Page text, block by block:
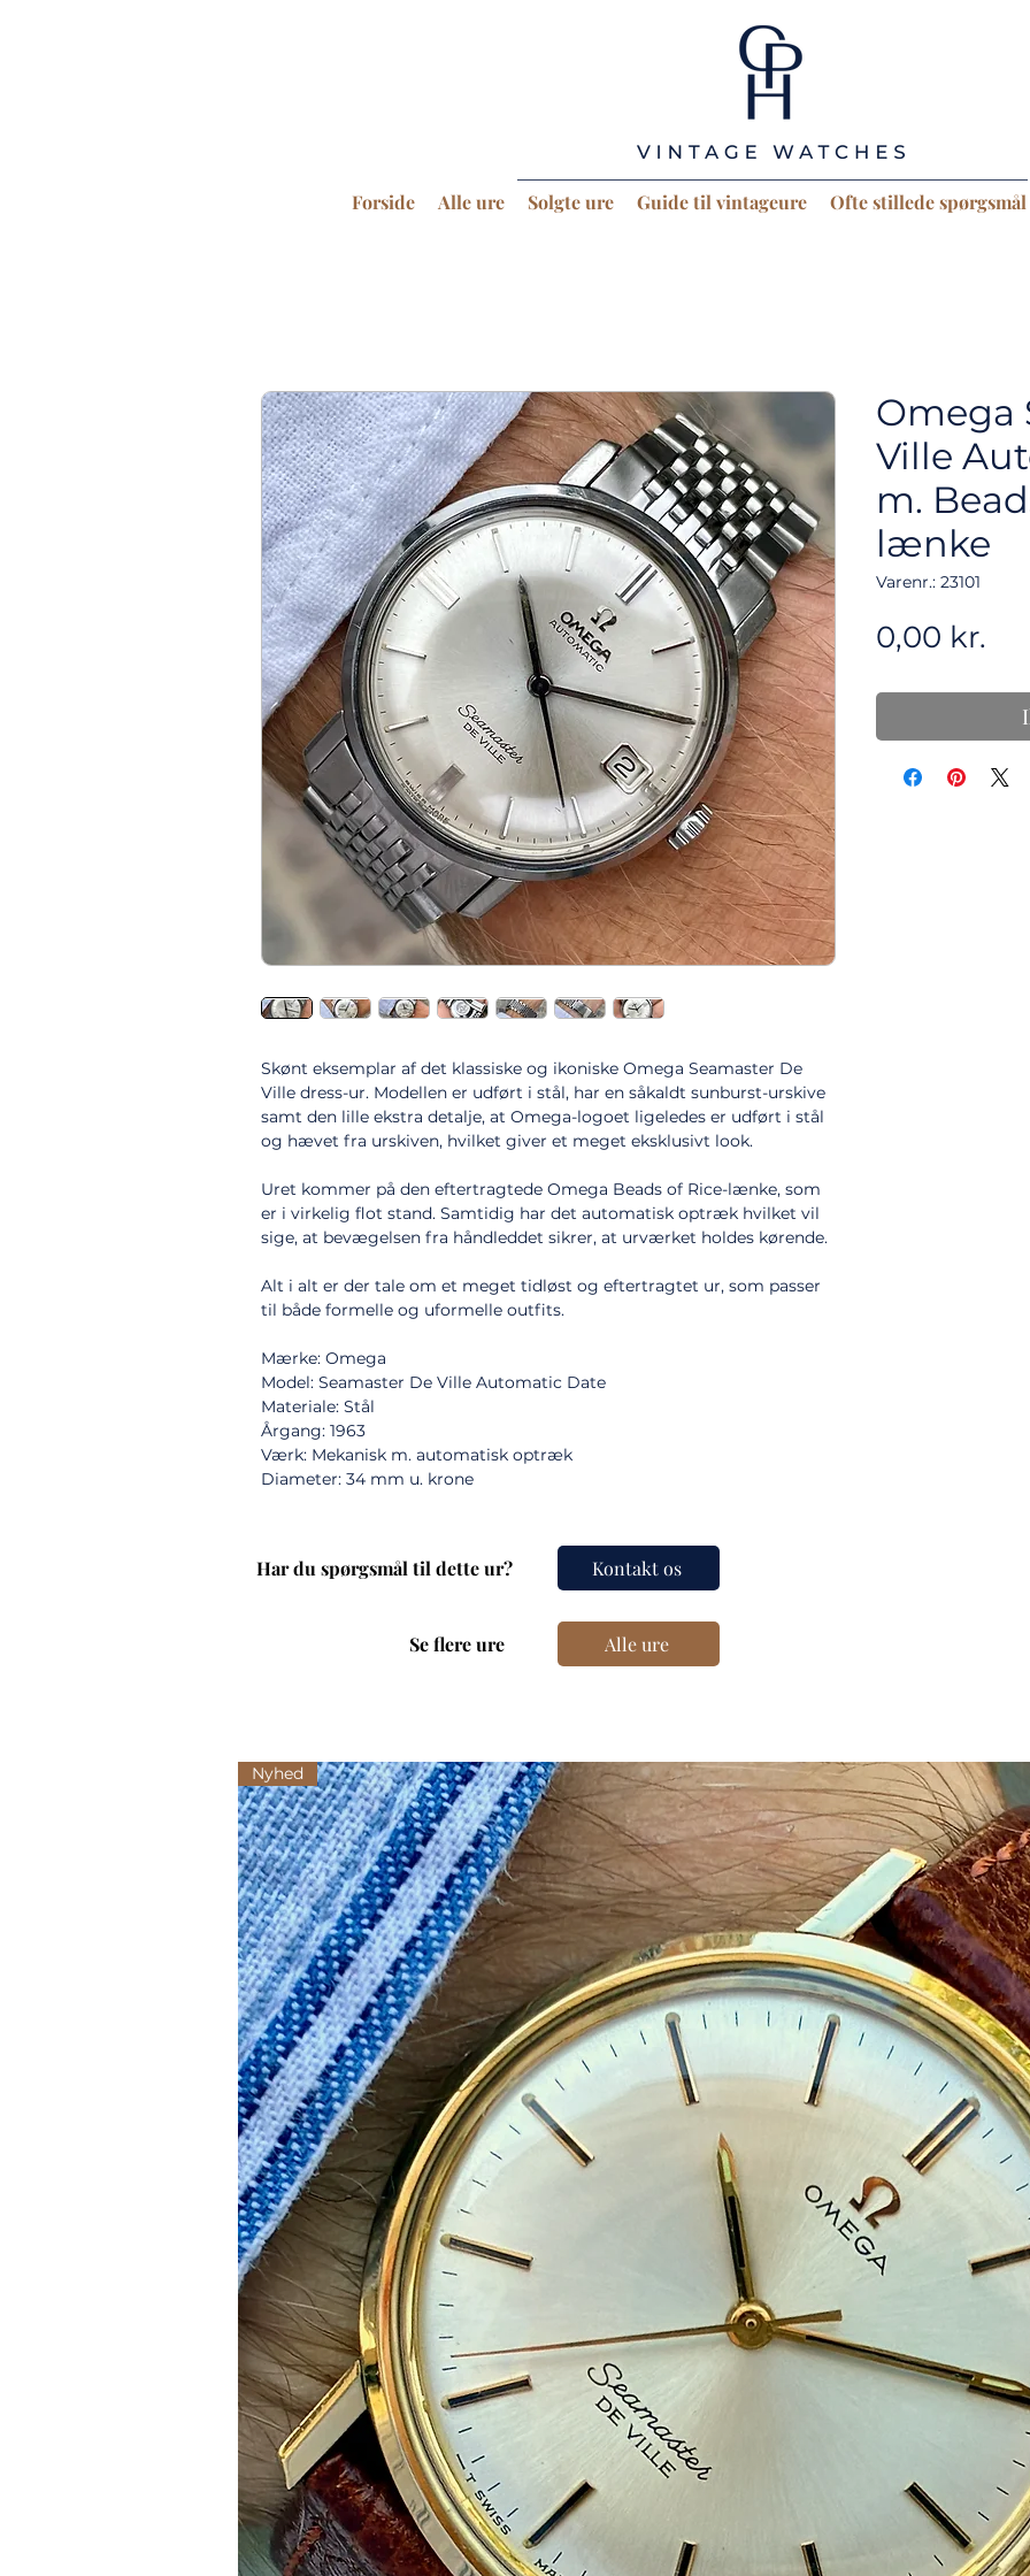
Forside Alle ure Solgte ure Guide til vintageure Ofte stillede spørgsmål
Skønt eksemplar af det klassiske og ikoniske Omega Seamaster De
Ville dress-ur. Modellen er udført i stål, har en såkaldt sunburst-urskive
samt den lille ekstra detalje, at Omega-logoet ligeledes er udført i stål
og hævet fra urskiven, hvilket giver et meget eksklusivt look.
Uret kommer på den eftertragtede Omega Beads of Rice-lænke, som
er i virkelig flot stand. Samtidig har det automatisk optræk hvilket vil
sige, at bevægelsen fra håndleddet sikrer, at urværket holdes kørende.
Alt i alt er der tale om et meget tidløst og eftertragtet ur, som passer
til både formelle og uformelle outfits.
Mærke: Omega
Model: Seamaster De Ville Automatic Date
Materiale: Stål
Årgang: 1963
Værk: Mekanisk m. automatisk optræk
Diameter: 34 mm u. krone
Omega
Ville
m.
lænke
Varenr.: 23101
0,00 kr.
Har du spørgsmål til dette ur? Kontakt os
Se flere ure Alle ure
Nyhed